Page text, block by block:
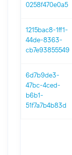
0258f470e0a5
1215bac8-1ff1-
44de-8363-
cb7e93855549
6d7b9de3-
47bc-4ced-
b6b1-
51f7a7b4b83d